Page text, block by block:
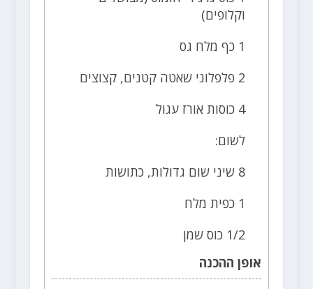
וקלופים)
1 כף מלח גס
2 פלפלוני שאטה קטנים, קצוצים
4 כוסות אורז עגול
לשום:
8 שיני שום גדולות, כתושות
1 כפית מלח
1/2 כוס שמן
אופן ההכנה